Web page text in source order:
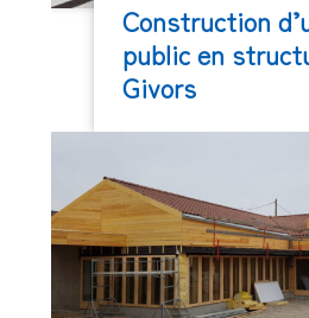
Construction
public en
Givors